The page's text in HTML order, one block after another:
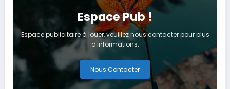
Espace Pub !
Espace publicitaire à louer, veuillez nous contacter pour plus
d'informations.
Nous Contacter